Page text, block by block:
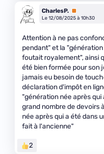
CharlesP. Premium
Le 12/08/2025 à 10h30
Attention à ne pas
pendant" et la
foutait royalement", ainsi
été bien formée pour son
jamais eu besoin de
déclaration d'impôt en
"génération née après
grand nombre de devoirs
née après qui a été dans
fait à l'ancienne"
2